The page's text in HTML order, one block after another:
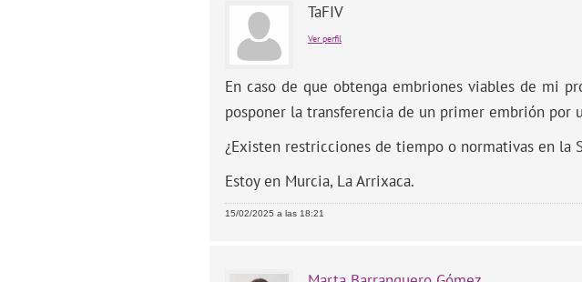
TaFIV
Ver perfil
En caso de que obtenga embriones viables de mi
posponer la transferencia de un primer embrión por
¿Existen restricciones de tiempo o normativas en la
Estoy en Murcia, La Arrixaca.
15/02/2025 a las 18:21